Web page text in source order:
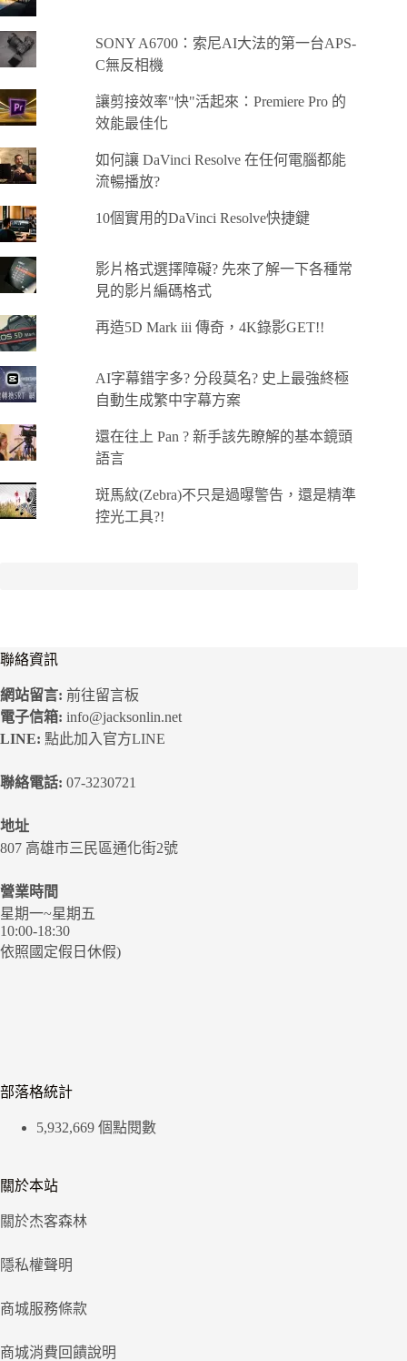
SONY A6700：索尼AI大法的第一台APS-
C無反相機
讓剪接效率"快"活起來：Premiere Pro 的
效能最佳化
如何讓 DaVinci Resolve 在任何電腦都能
流暢播放?
10個實用的DaVinci Resolve快捷鍵
影片格式選擇障礙? 先來了解一下各種常
見的影片編碼格式
再造5D Mark iii 傳奇，4K錄影GET!!
AI字幕錯字多? 分段莫名? 史上最強終極
自動生成繁中字幕方案
還在往上 Pan ? 新手該先瞭解的基本鏡頭
語言
斑馬紋(Zebra)不只是過曝警告，還是精準
控光工具?!
聯絡資訊
網站留言: 前往留言板
電子信箱: info@jacksonlin.net
LINE: 點此加入官方LINE
聯絡電話: 07-3230721
地址
807 高雄市三民區通化街2號
營業時間
星期一~星期五
10:00-18:30
依照國定假日休假)
部落格統計
5,932,669 個點閱數
關於本站
關於杰客森林
隱私權聲明
商城服務條款
商城消費回饋說明